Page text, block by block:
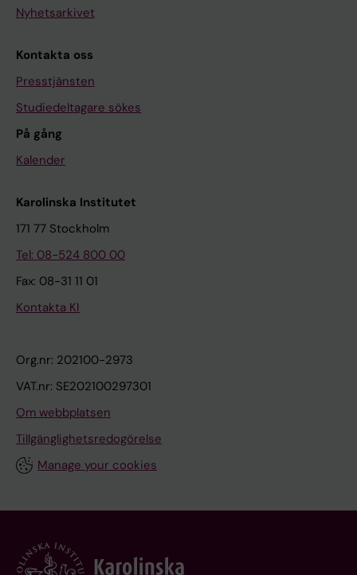
Nyhetsarkivet
Kontakta oss
Presstjänsten
Studiedeltagare sökes
På gång
Kalender
Karolinska Institutet
171 77 Stockholm
Tel: 08-524 800 00
Fax: 08-31 11 01
Kontakta KI
Org.nr: 202100-2973
VAT.nr: SE202100297301
Om webbplatsen
Tillgänglighetsredogörelse
Manage your cookies